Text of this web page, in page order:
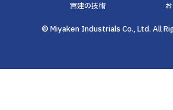
宮建の技術
© Miyaken Industrials Co., Ltd. All